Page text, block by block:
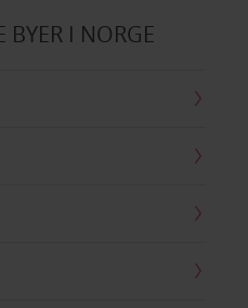
BYER I NORGE